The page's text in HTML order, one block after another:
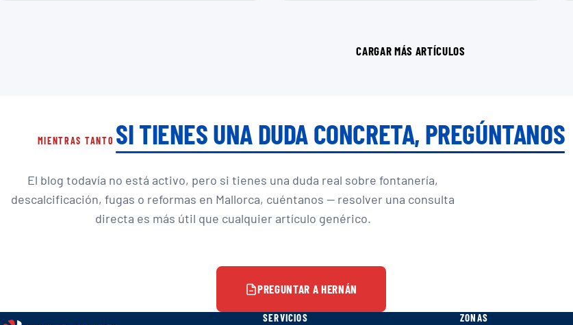
CARGAR MÁS ARTÍCULOS
MIENTRAS TANTO SI TIENES UNA DUDA CONCRETA, PREGÚNTANOS
El blog todavía no está activo, pero si tienes una duda real sobre fontanería,
descalcificación, fugas o reformas en Mallorca, cuéntanos — resolver una consulta
directa es más útil que cualquier artículo genérico.
PREGUNTAR A HERNÁN
SERVICIOS ZONAS